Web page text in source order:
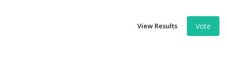
Vote
View Results